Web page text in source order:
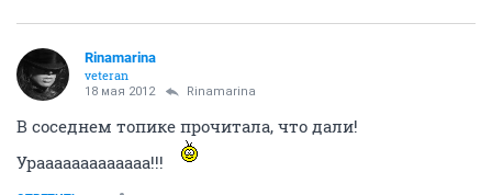
Rinamarina
veteran
18 мая 2012 Rinamarina
В соседнем топике прочитала, что дали!
Урааааааааааааа!!!